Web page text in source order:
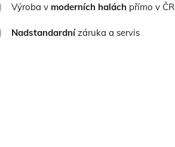
Výroba v moderních halách přímo v ČR
Nadstandardnízáruka a servis